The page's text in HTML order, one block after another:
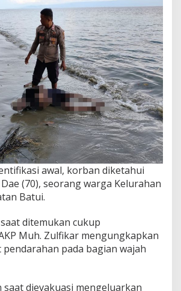
awal, korban diketahui
(70), seorang warga Kelurahan
Batui.
ditemukan cukup
Muh. Zulfikar mengungkapkan
pada bagian wajah
saat dievakuasi mengeluarkan